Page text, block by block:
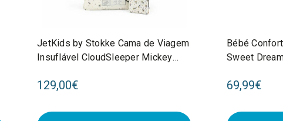
JetKids by Stokke Cama de Viagem
Insuflável CloudSleeper Mickey
129,00€
Bébé
Sweet
69,99€